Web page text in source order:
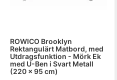
ROWICO Brooklyn
Rektangulärt Matbord, med
Utdragsfunktion - Mörk Ek
med U-Ben i Svart Metall
(220 x 95 cm)